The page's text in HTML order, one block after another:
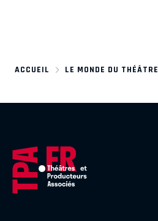
ACCUEIL LE MONDE DU THÉÂTRE